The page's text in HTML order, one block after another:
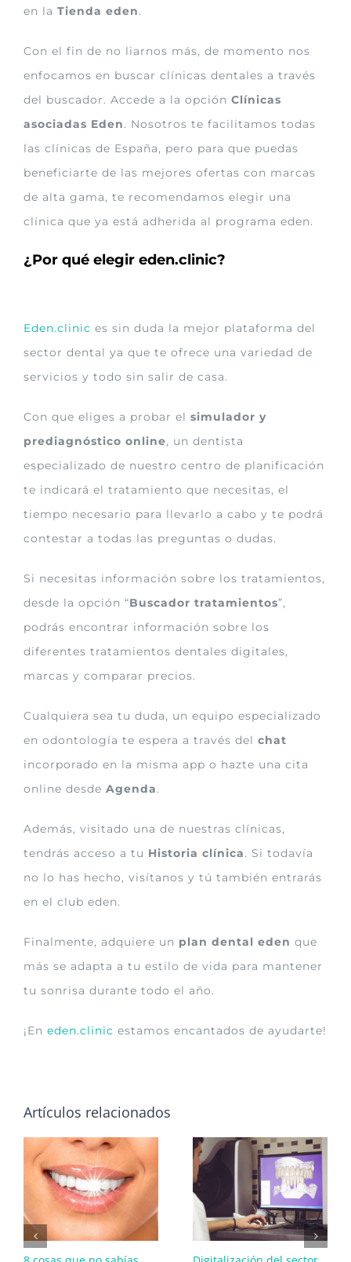
en la Tienda eden.
Con el fin de no liarnos más, de momento nos
enfocamos en buscar clínicas dentales a través
del buscador. Accede a la opción Clínicas
asociadas Eden. Nosotros te facilitamos todas
las clínicas de España, pero para que puedas
beneficiarte de las mejores ofertas con marcas
de alta gama, te recomendamos elegir una
clínica que ya está adherida al programa eden.
¿Por qué elegir eden.clinic?
Eden.clinic es sin duda la mejor plataforma del
sector dental ya que te ofrece una variedad de
servicios y todo sin salir de casa.
Con que eliges a probar el simulador y
prediagnóstico online, un dentista
especializado de nuestro centro de planificación
te indicará el tratamiento que necesitas, el
tiempo necesario para llevarlo a cabo y te podrá
contestar a todas las preguntas o dudas.
Si necesitas información sobre los tratamientos,
desde la opción “Buscador tratamientos”,
podrás encontrar información sobre los
diferentes tratamientos dentales digitales,
marcas y comparar precios.
Cualquiera sea tu duda, un equipo especializado
en odontología te espera a través del chat
incorporado en la misma app o hazte una cita
online desde Agenda.
Además, visitado una de nuestras clínicas,
tendrás acceso a tu Historia clínica. Si todavía
no lo has hecho, visítanos y tú también entrarás
en el club eden.
Finalmente, adquiere un plan dental eden que
más se adapta a tu estilo de vida para mantener
tu sonrisa durante todo el año.
¡En eden.clinic estamos encantados de ayudarte!
Artículos relacionados